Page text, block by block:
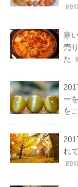
寒
売
た
ー
を
れ